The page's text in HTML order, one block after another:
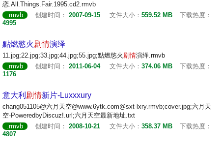
恋.All.Things.Fair.1995.cd2.rmvb
.rmvb
创建时间： 2007-09-15 文件大小： 559.52 MB
下载热度：
4995
點燃慾火剧情演绎
11.jpg;22.jpg;33.jpg;44.jpg;55.jpg;點燃慾火 剧情演绎.rmvb
.rmvb
创建时间： 2011-06-04 文件大小： 374.06 MB
下载热度：
1176
意大利 剧情新片-Luxxxury
chang051105@六月天空@www.6ytk.com@sxt-lxry.rmvb;cover.jpg;六月天
空-PoweredbyDiscuz!.url;六月天空最新地址.txt
.rmvb
创建时间： 2008-10-21 文件大小： 358.37 MB
下载热度：
4807